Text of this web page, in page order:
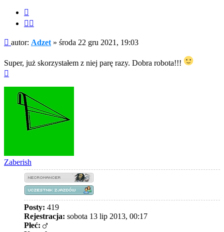
Post
autor: Adzet » środa 22 gru 2021, 19:03
Super, już skorzystałem z niej parę razy. Dobra robota!!!
Zaberish
Posty: 419
Rejestracja: sobota 13 lip 2013, 00:17
Płeć: